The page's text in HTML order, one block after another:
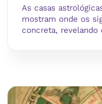
As casas
mostram onde os
concreta, revelando